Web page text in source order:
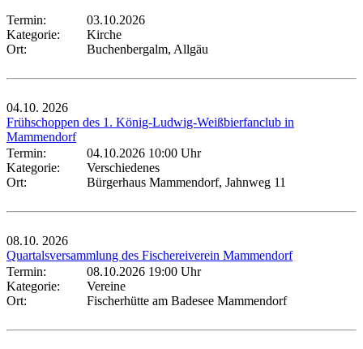
Termin:
03.10.2026
Kategorie:
Kirche
Ort:
Buchenbergalm, Allgäu
04.10. 2026
Frühschoppen des 1. König-Ludwig-Weißbierfanclub in
Mammendorf
Termin:
04.10.2026 10:00 Uhr
Kategorie:
Verschiedenes
Ort:
Bürgerhaus Mammendorf, Jahnweg 11
08.10. 2026
Quartalsversammlung des Fischereiverein Mammendorf
Termin:
08.10.2026 19:00 Uhr
Kategorie:
Vereine
Ort:
Fischerhütte am Badesee Mammendorf